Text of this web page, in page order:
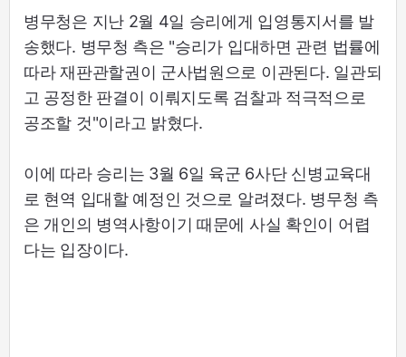
병무청은 지난 2월 4일 승리에게 입영통지서를 발
송했다. 병무청 측은 "승리가 입대하면 관련 법률에
따라 재판관할권이 군사법원으로 이관된다. 일관되
고 공정한 판결이 이뤄지도록 검찰과 적극적으로
공조할 것"이라고 밝혔다.
이에 따라 승리는 3월 6일 육군 6사단 신병교육대
로 현역 입대할 예정인 것으로 알려졌다. 병무청 측
은 개인의 병역사항이기 때문에 사실 확인이 어렵
다는 입장이다.